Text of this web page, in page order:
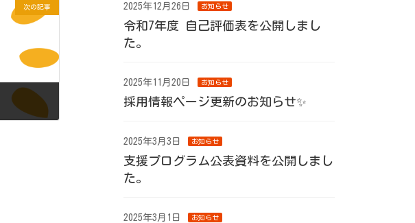
次の記事 2025年12月26日 お知らせ
令和7年度 自己評価表を公開しまし
た。
2025年11月20日 お知らせ
採用情報ページ更新のお知らせ✨
2025年3月3日 お知らせ
支援プログラム公表資料を公開しまし
た。
2025年3月1日 お知らせ